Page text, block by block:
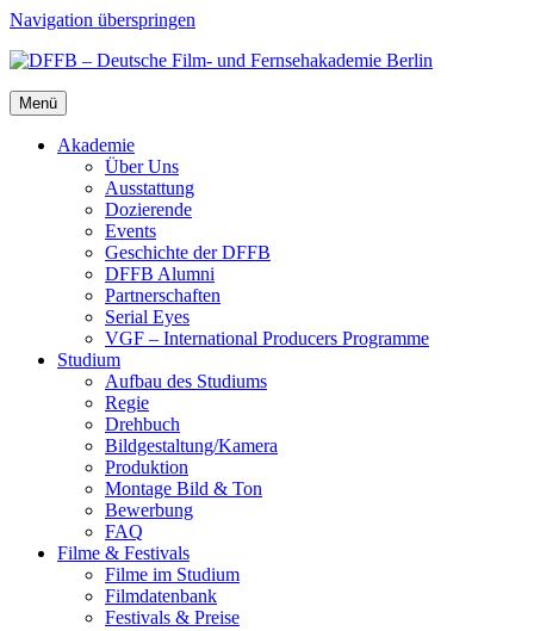
Navigation überspringen
Menü
Aka­de­mie
Über Uns
Aus­stat­tung
Dozie­ren­de
Events
Geschich­te der DFFB
DFFB Alum­ni
Part­ner­schaf­ten
Seri­al Eyes
VGF – Inter­na­tio­nal Pro­du­cers Pro­gram­me
Stu­di­um
Auf­bau des Stu­di­ums
Regie
Dreh­buch
Bildgestaltung/​​Kamera
Pro­duk­ti­on
Mon­ta­ge Bild & Ton
Bewer­bung
FAQ
Fil­me & Fes­ti­vals
Fil­me im Stu­di­um
Film­da­ten­bank
Fes­ti­vals & Prei­se